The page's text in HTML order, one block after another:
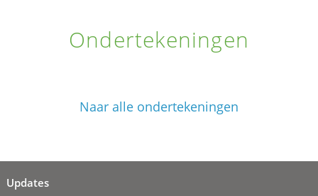
Ondertekeningen
Naar alle ondertekeningen
Updates